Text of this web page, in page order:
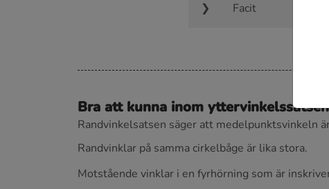
Facit
Bra att kunna inom
Randvinkelsatsen säger att medelpunktsvinkeln
Randvinklar på samma cirkelbåge är lika stora.
Motstående vinklar i en fyrhörning som är